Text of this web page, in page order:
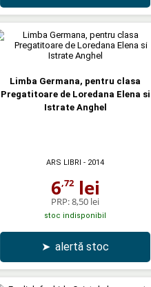
Limba Germana, pentru clasa
Pregatitoare de Loredana Elena si
Istrate Anghel
ARS LIBRI - 2014
6,72lei
PRP:8,50 lei
stoc indisponibil
➤ alertă stoc